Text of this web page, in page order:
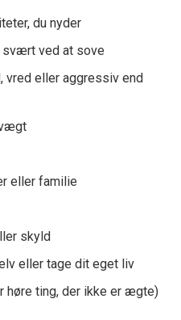
du nyder
svært ved at sove
vred eller aggressiv end
eller familie
skyld
eller tage dit eget liv
høre ting, der ikke er ægte)